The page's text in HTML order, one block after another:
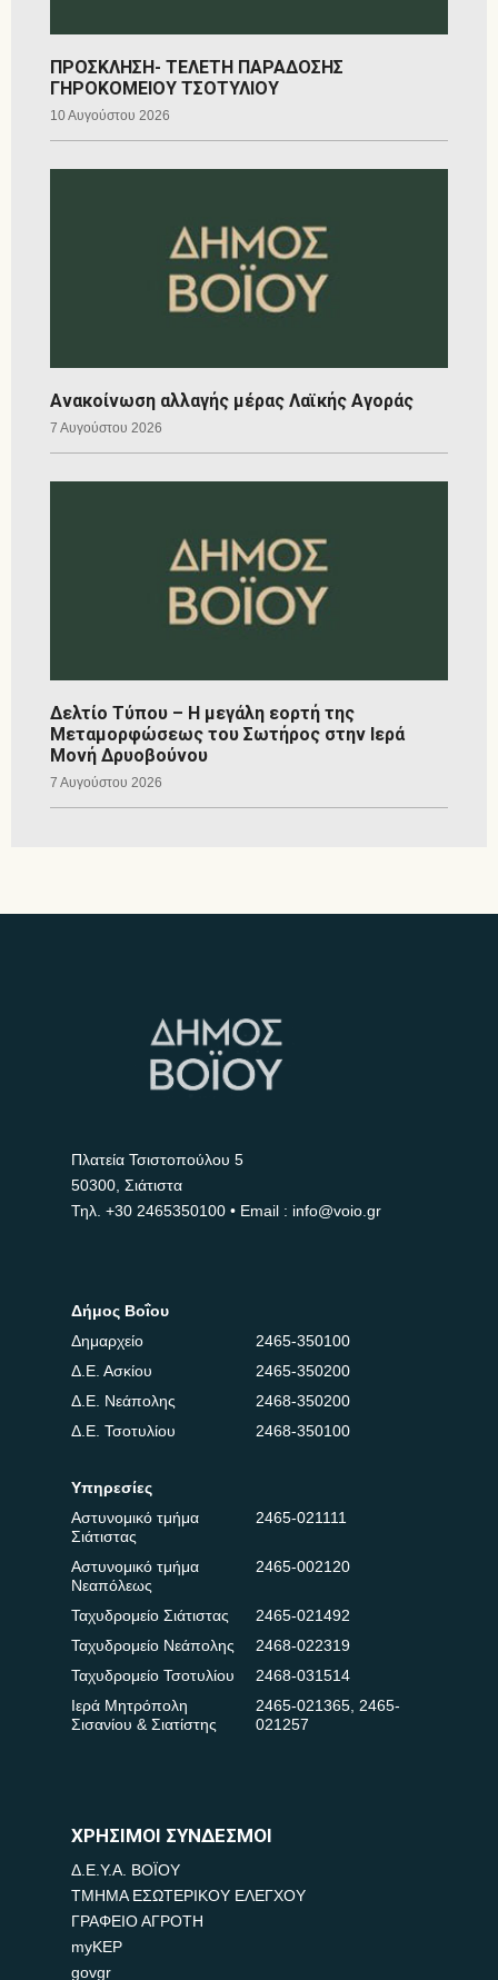
ΠΡΟΣΚΛΗΣΗ- ΤΕΛΕΤΗ ΠΑΡΑΔΟΣΗΣ
ΓΗΡΟΚΟΜΕΙΟΥ ΤΣΟΤΥΛΙΟΥ
10 Αυγούστου 2026
Ανακοίνωση αλλαγής μέρας Λαϊκής Αγοράς
7 Αυγούστου 2026
Δελτίο Τύπου – Η μεγάλη εορτή της
Μεταμορφώσεως του Σωτήρος στην Ιερά
Μονή Δρυοβούνου
7 Αυγούστου 2026
Πλατεία Τσιστοπούλου 5
50300, Σιάτιστα
Τηλ. +30 2465350100 • Email : info@voio.gr
Δήμος Βοΐου
Δημαρχείο
2465-350100
Δ.Ε. Ασκίου
2465-350200
Δ.Ε. Νεάπολης
2468-350200
Δ.Ε. Τσοτυλίου
2468-350100
Υπηρεσίες
Αστυνομικό τμήμα
Σιάτιστας
2465-021111
Αστυνομικό τμήμα
Νεαπόλεως
2465-002120
Ταχυδρομείο Σιάτιστας
2465-021492
Ταχυδρομείο Νεάπολης
2468-022319
Ταχυδρομείο Τσοτυλίου
2468-031514
Ιερά Μητρόπολη
Σισανίου & Σιατίστης
2465-021365, 2465-
021257
ΧΡΗΣΙΜΟΙ ΣΥΝΔΕΣΜΟΙ
Δ.Ε.Υ.Α. ΒΟΪΟΥ
ΤΜΗΜΑ ΕΣΩΤΕΡΙΚΟΥ ΕΛΕΓΧΟΥ
ΓΡΑΦΕΙΟ ΑΓΡΟΤΗ
myKEP
govgr